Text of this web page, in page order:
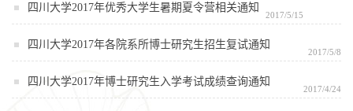
四川大学2017年优秀大学生暑期夏令营相关通知
2017/5/15
四川大学2017年各院系所博士研究生招生复试通知
2017/5/8
四川大学2017年博士研究生入学考试成绩查询通知
2017/4/24